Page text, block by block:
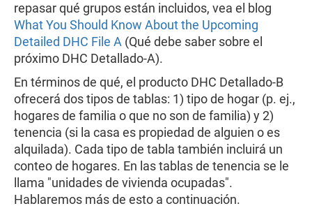
repasar qué grupos están incluidos, vea el blog
What You Should Know About the Upcoming
Detailed DHC File A (Qué debe saber sobre el
próximo DHC Detallado-A).
En términos de qué, el producto DHC Detallado-B
ofrecerá dos tipos de tablas: 1) tipo de hogar (p. ej.,
hogares de familia o que no son de familia) y 2)
tenencia (si la casa es propiedad de alguien o es
alquilada). Cada tipo de tabla también incluirá un
conteo de hogares. En las tablas de tenencia se le
llama "unidades de vivienda ocupadas".
Hablaremos más de esto a continuación.